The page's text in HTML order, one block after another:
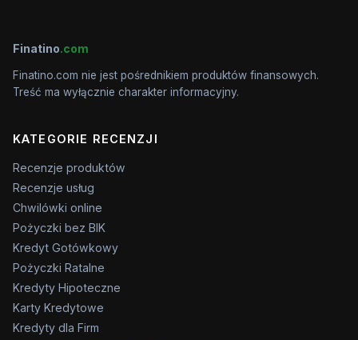
Finatino.com
Finatino.com nie jest pośrednikiem produktów finansowych.
Treść ma wyłącznie charakter informacyjny.
KATEGORIE RECENZJI
Recenzje produktów
Recenzje usług
Chwilówki online
Pożyczki bez BIK
Kredyt Gotówkowy
Pożyczki Ratalne
Kredyty Hipoteczne
Karty Kredytowe
Kredyty dla Firm